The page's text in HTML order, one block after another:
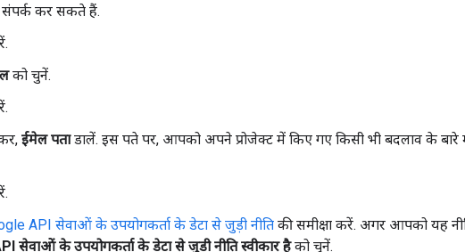
कर सकते हैं.
को चुनें.
ईमेल पताडालें. इस पते पर, आपको अपने प्रोजेक्ट में किए गए किसी भी बदलाव के बारे
API सेवाओं के उपयोगकर्ता के डेटा से जुड़ी नीति की समीक्षा करें. अगर आपको यह
सेवाओं के उपयोगकर्ता के डेटा से जुड़ी नीति स्वीकार हैको चुनें.